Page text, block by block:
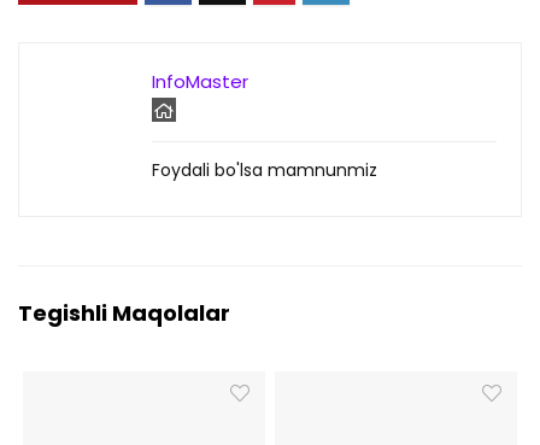
InfoMaster
Foydali bo'lsa mamnunmiz
Tegishli Maqolalar